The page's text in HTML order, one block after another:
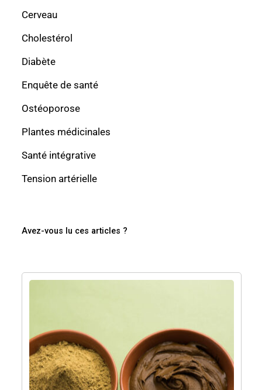
Cerveau
Cholestérol
Diabète
Enquête de santé
Ostéoporose
Plantes médicinales
Santé intégrative
Tension artérielle
Avez-vous lu ces articles ?